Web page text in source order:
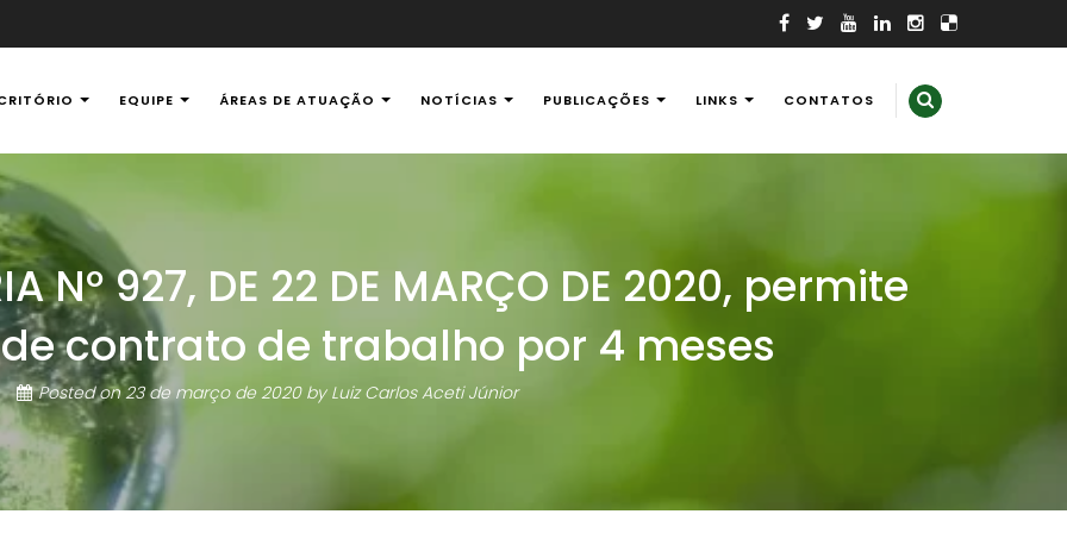
Ambiental
EQUIPE ÁREAS DE ATUAÇÃO NOTÍCIAS PUBLICAÇÕES LINKS CONTATOS
Nº 927, DE 22 DE MARÇO DE 2020, permite
contrato de trabalho por 4 meses
Posted on23 de março de 2020by Luiz Carlos Aceti Júnior